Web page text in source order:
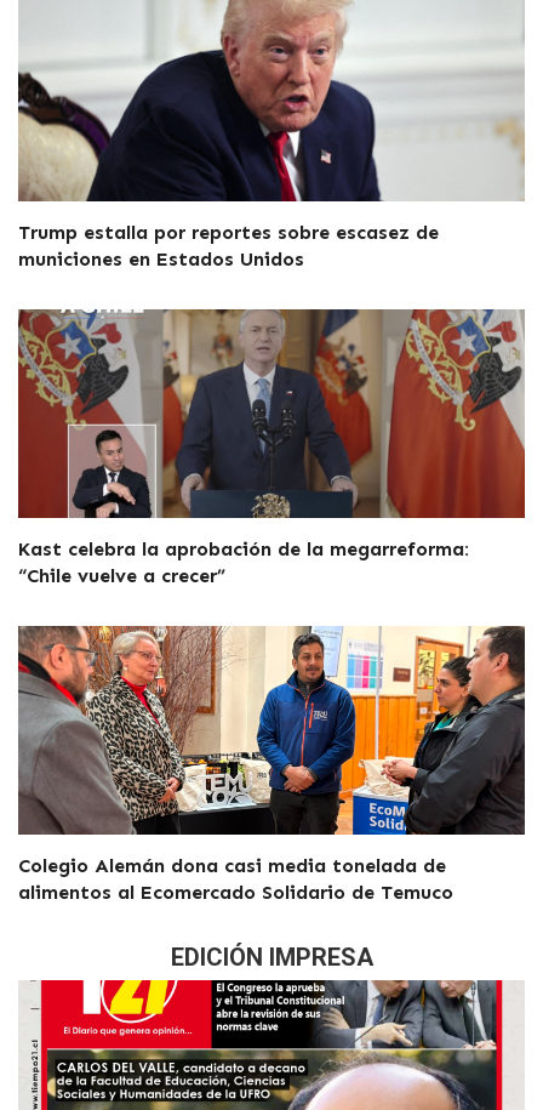
Trump estalla por reportes sobre escasez de
municiones en Estados Unidos
Kast celebra la aprobación de la megarreforma:
“Chile vuelve a crecer”
Colegio Alemán dona casi media tonelada de
alimentos al Ecomercado Solidario de Temuco
EDICIÓN IMPRESA